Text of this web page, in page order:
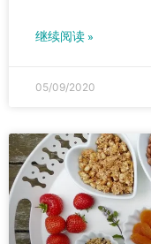
继续阅读 »
05/09/2020